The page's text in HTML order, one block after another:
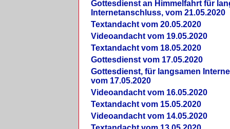
Gottesdienst an Himmelfahrt für
Internetanschluss, vom 21.05.2020
Textandacht vom 20.05.2020
Videoandacht vom 19.05.2020
Textandacht vom 18.05.2020
Gottesdienst vom 17.05.2020
Gottesdienst, für langsamen
vom 17.05.2020
Videoandacht vom 16.05.2020
Textandacht vom 15.05.2020
Videoandacht vom 14.05.2020